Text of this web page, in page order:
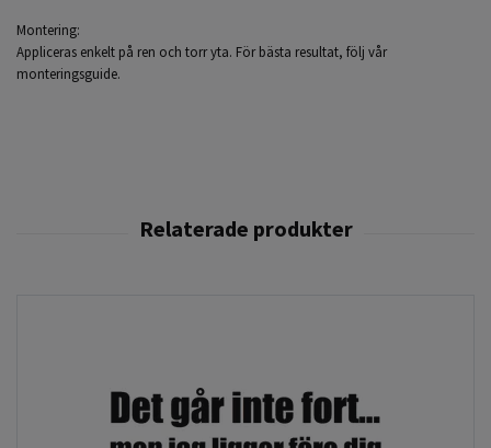
Montering:
Appliceras enkelt på ren och torr yta. För bästa resultat, följ vår
monteringsguide.